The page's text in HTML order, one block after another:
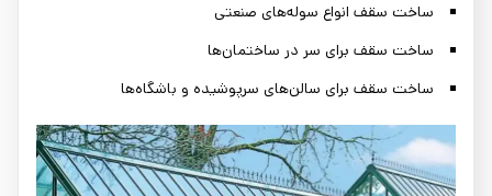
ساخت سقف انواع سوله‌های صنعتی
ساخت سقف برای سر در ساختمان‌ها
ساخت سقف برای سالن‌های سرپوشیده و باشگاه‌ها